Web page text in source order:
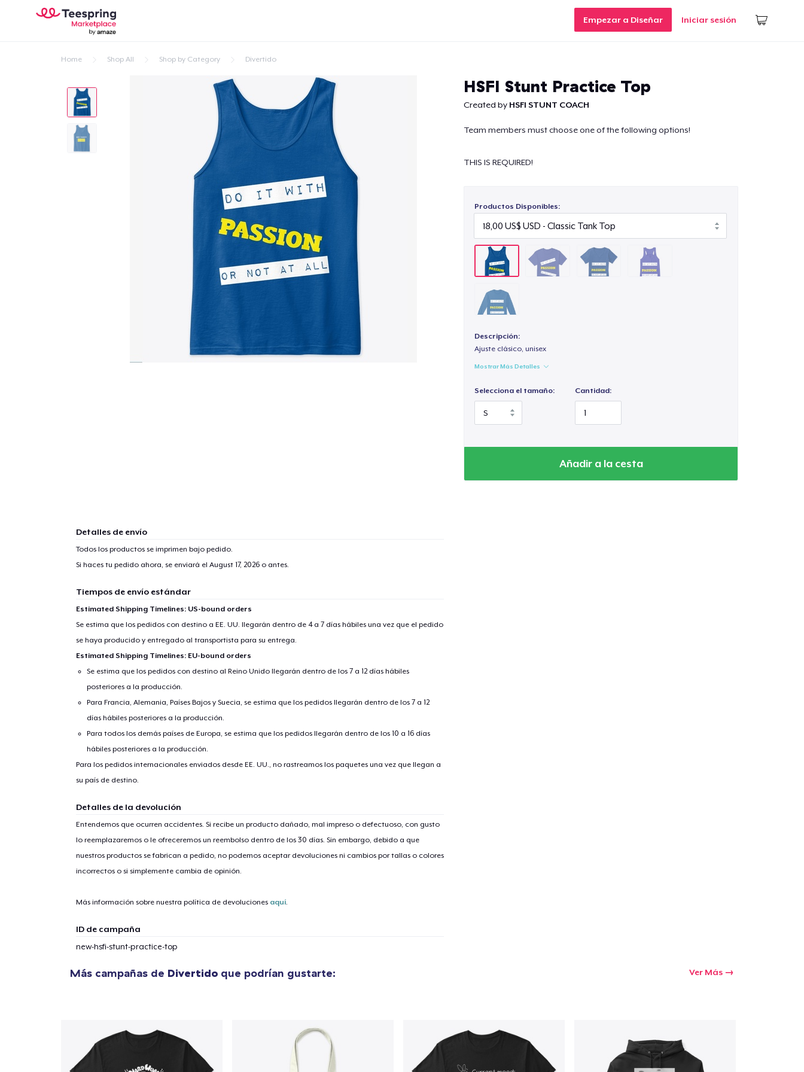
Empezar a Diseñar Iniciar sesión
Home Shop All Shop by Category Divertido
HSFI Stunt Practice Top
Created by HSFI STUNT COACH
Team members must choose one of the following options!
THIS IS REQUIRED!
Productos Disponibles:
Descripción:
Ajuste clásico, unisex
Mostrar Más Detalles
Selecciona el tamaño: Cantidad:
Añadir a la cesta
Detalles de envío
Todos los productos se imprimen bajo pedido.
Si haces tu pedido ahora, se enviará el August 17, 2026o antes.
Tiempos de envío estándar
Estimated Shipping Timelines: US-bound orders
Se estima que los pedidos con destino a EE. UU. llegarán dentro de 4 a 7 días hábiles una vez que el pedido
se haya producido y entregado al transportista para su entrega.
Estimated Shipping Timelines: EU-bound orders
Se estima que los pedidos con destino al Reino Unido llegarán dentro de los 7 a 12 días hábiles
posteriores a la producción.
Para Francia, Alemania, Países Bajos y Suecia, se estima que los pedidos llegarán dentro de los 7 a 12
días hábiles posteriores a la producción.
Para todos los demás países de Europa, se estima que los pedidos llegarán dentro de los 10 a 16 días
hábiles posteriores a la producción.
Para los pedidos internacionales enviados desde EE. UU., no rastreamos los paquetes una vez que llegan a
su país de destino.
Detalles de la devolución
Entendemos que ocurren accidentes. Si recibe un producto dañado, mal impreso o defectuoso, con gusto
lo reemplazaremos o le ofreceremos un reembolso dentro de los 30 días. Sin embargo, debido a que
nuestros productos se fabrican a pedido, no podemos aceptar devoluciones ni cambios por tallas o colores
incorrectos o si simplemente cambia de opinión.
Más información sobre nuestra política de devoluciones aquí.
ID de campaña
new-hsfi-stunt-practice-top
Más campañas de Divertido que podrían gustarte: Ver Más